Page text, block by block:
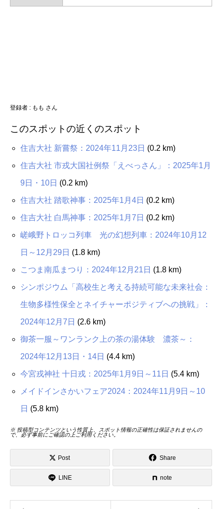
登録者 : もも さん
このスポットの近くのスポット
住吉大社 新嘗祭：2024年11月23日 (0.2 km)
住吉大社 市戎大国社例祭「えべっさん」：2025年1月
9日・10日 (0.2 km)
住吉大社 踏歌神事：2025年1月4日 (0.2 km)
住吉大社 白馬神事：2025年1月7日 (0.2 km)
嵯峨野トロッコ列車 光の幻想列車：2024年10月12
日～12月29日 (1.8 km)
こつま南瓜まつり：2024年12月21日 (1.8 km)
シンポジウム「高校生と考える持続可能な未来社会：
生物多様性保全とネイチャーポジティブへの挑戦」：
2024年12月7日 (2.6 km)
御茶一服～ワンランク上の茶の湯体験 濃茶～：
2024年12月13日・14日 (4.4 km)
今宮戎神社 十日戎：2025年1月9日～11日 (5.4 km)
メイドインさかいフェア2024：2024年11月9日～10
日 (5.8 km)
※ 投稿型コンテンツという性質上、スポット情報の正確性は保証されませんの
で、必ず事前にご確認の上ご利用ください。
Post Share
LINE note